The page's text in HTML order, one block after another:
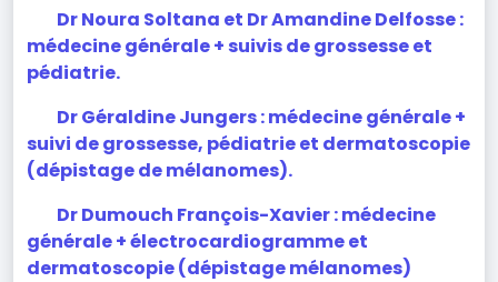
Dr Noura Soltana et Dr Amandine Delfosse :
médecine générale + suivis de grossesse et
pédiatrie.
Dr Géraldine Jungers : médecine générale +
suivi de grossesse, pédiatrie et dermatoscopie
(dépistage de mélanomes).
Dr Dumouch François-Xavier : médecine
générale + électrocardiogramme et
dermatoscopie (dépistage mélanomes)